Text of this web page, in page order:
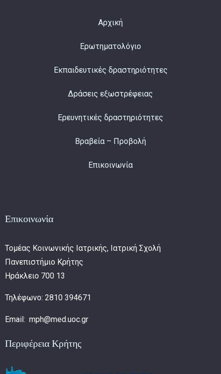
Αρχική
Ερωτηματολόγιο
Εκπαιδευτικές δραστηριότητες
Δράσεις εξωστρέφειας
Ερευνητικές δραστηριότητες
Βραβεία – Προβολή
Επικοινωνία
Επικοινωνία
Τομέας Κοινωνικής Ιατρικής, Ιατρική Σχολή
Πανεπιστήμιο Κρήτης
Ηράκλειο 700 13
Τηλέφωνο: 2810 394671
Email: mph@med.uoc.gr
Περιφέρεια Κρήτης